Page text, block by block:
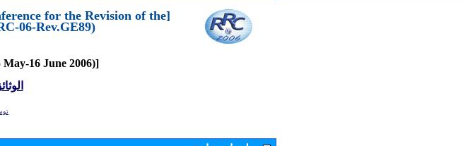
for the Revision of the
06-Rev.GE89)]
[(Geneva, Switzerland, 15 May-16 June 2006)]